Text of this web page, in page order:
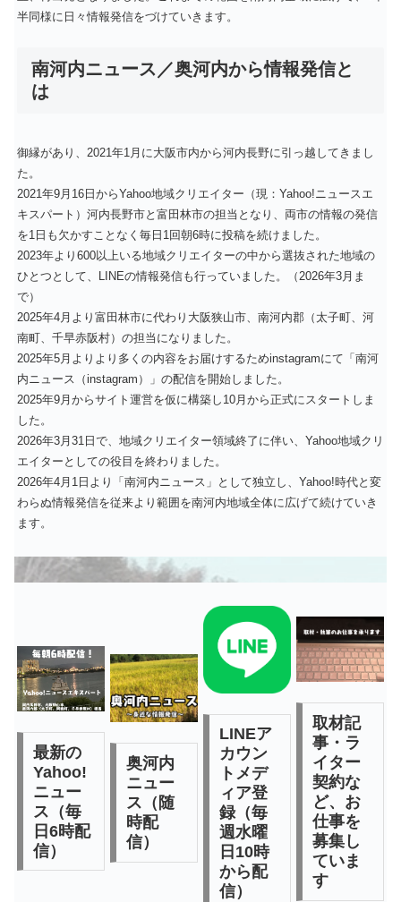
半同様に日々情報発信をづけていきます。
南河内ニュース／奥河内から情報発信と
は
御縁があり、2021年1月に大阪市内から河内長野に引っ越してきまし
た。
2021年9月16日からYahoo地域クリエイター（現：Yahoo!ニュースエ
キスパート）河内長野市と富田林市の担当となり、両市の情報の発信
を1日も欠かすことなく毎日1回朝6時に投稿を続けました。
2023年より600以上いる地域クリエイターの中から選抜された地域の
ひとつとして、LINEの情報発信も行っていました。（2026年3月ま
で）
2025年4月より富田林市に代わり大阪狭山市、南河内郡（太子町、河
南町、千早赤阪村）の担当になりました。
2025年5月よりより多くの内容をお届けするためinstagramにて「南河
内ニュース（instagram）」の配信を開始しました。
2025年9月からサイト運営を仮に構築し10月から正式にスタートしま
した。
2026年3月31日で、地域クリエイター領域終了に伴い、Yahoo地域クリ
エイターとしての役目を終わりました。
2026年4月1日より「南河内ニュース」として独立し、Yahoo!時代と変
わらぬ情報発信を従来より範囲を南河内地域全体に広げて続けていき
ます。
最新の
Yahoo!
ニュー
ス（毎
日6時配
信）
奥河内
ニュー
ス（随
時配
信）
LINEア
カウン
トメデ
ィア登
録（毎
週水曜
日10時
から配
信）
取材記
事・ラ
イター
契約な
ど、お
仕事を
募集し
ていま
す